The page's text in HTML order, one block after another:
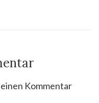
einen Kommentar